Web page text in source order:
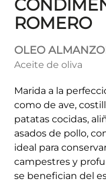
ROMERO
OLEO
Aceite de oliva
Marida a la
como de ave,
patatas cocidas,
asados de pollo,
ideal para
campestres y
se benefician del